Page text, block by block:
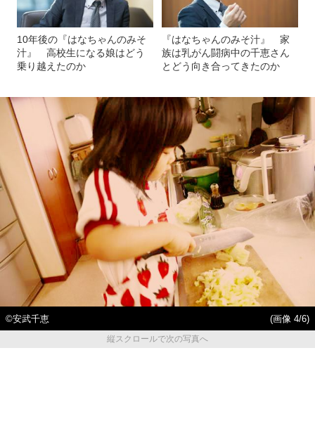
10年後の『はなちゃんのみそ
汁』 高校生になる娘はどう
乗り越えたのか
『はなちゃんのみそ汁』 家
族は乳がん闘病中の千恵さん
とどう向き合ってきたのか
©安武千恵
(画像 4/6)
縦スクロールで次の写真へ